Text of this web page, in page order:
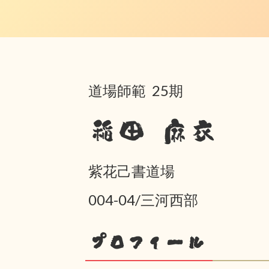
道場師範 25期
稲田 麻衣
紫花己書道場
004-04/三河西部
プロフィール